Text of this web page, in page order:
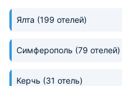
Ялта (199 отелей)
Симферополь (79 отелей)
Керчь (31 отель)